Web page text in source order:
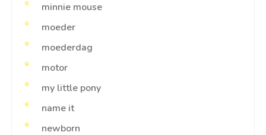
minnie mouse
moeder
moederdag
motor
my little pony
name it
newborn